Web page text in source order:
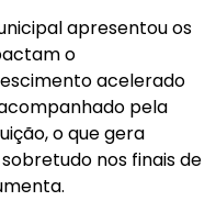
apresentou os
o
acelerado
pela
o que gera
nos finais de